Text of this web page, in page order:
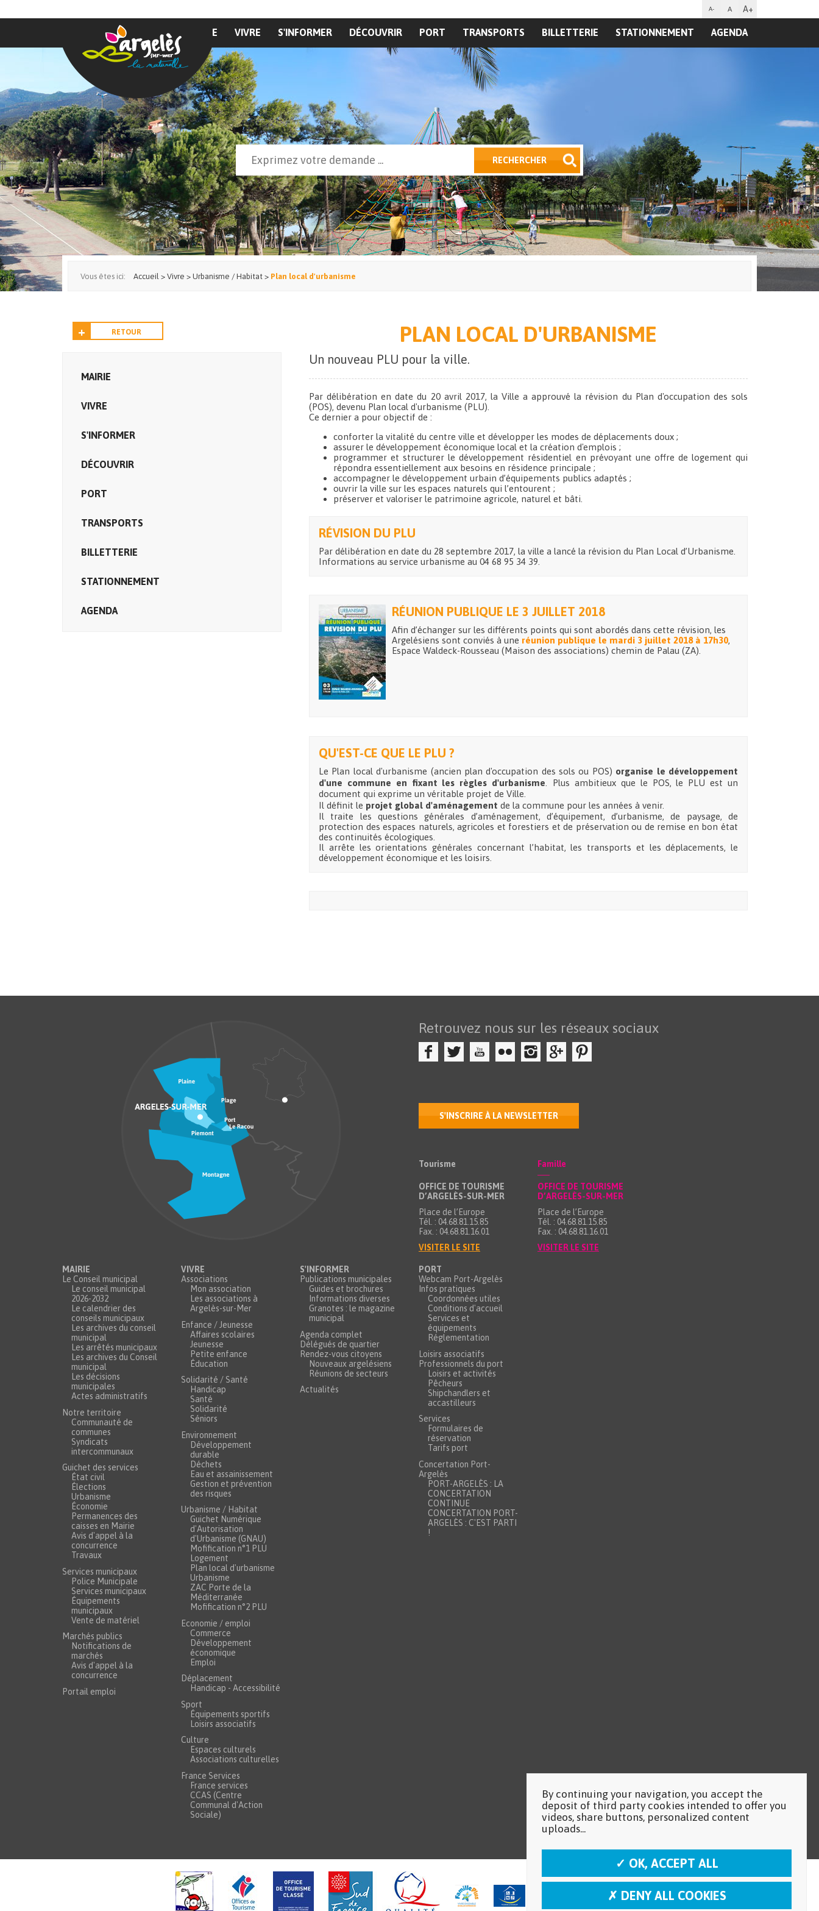
A- A A+
MAIRIE VIVRE S'INFORMER DÉCOUVRIR PORT TRANSPORTS BILLETTERIE STATIONNEMENT AGENDA
Formulaire de recherche RECHERCHER
Vous êtes ici: Accueil > Vivre > Urbanisme / Habitat > Plan local d'urbanisme
RETOUR
MAIRIE
VIVRE
S'INFORMER
DÉCOUVRIR
PORT
TRANSPORTS
BILLETTERIE
STATIONNEMENT
AGENDA
PLAN LOCAL D'URBANISME
Un nouveau PLU pour la ville.
Par délibération en date du 20 avril 2017, la Ville a approuvé la révision du Plan d'occupation des sols
(POS), devenu Plan local d'urbanisme (PLU).
Ce dernier a pour objectif de :
conforter la vitalité du centre ville et développer les modes de déplacements doux ;
assurer le développement économique local et la création d'emplois ;
programmer et structurer le développement résidentiel en prévoyant une offre de logement qui
répondra essentiellement aux besoins en résidence principale ;
accompagner le développement urbain d’équipements publics adaptés ;
ouvrir la ville sur les espaces naturels qui l’entourent ;
préserver et valoriser le patrimoine agricole, naturel et bâti.
RÉVISION DU PLU
Par délibération en date du 28 septembre 2017, la ville a lancé la révision du Plan Local d’Urbanisme.
Informations au service urbanisme au 04 68 95 34 39.
RÉUNION PUBLIQUE LE 3 JUILLET 2018
Afin d’échanger sur les différents points qui sont abordés dans cette révision, les
Argelésiens sont conviés à une réunion publique le mardi 3 juillet 2018 à 17h30,
Espace Waldeck-Rousseau (Maison des associations) chemin de Palau (ZA).
QU'EST-CE QUE LE PLU ?
Le Plan local d'urbanisme (ancien plan d'occupation des sols ou POS) organise le développement
d'une commune en fixant les règles d'urbanisme . Plus ambitieux que le POS, le PLU est un
document qui exprime un véritable projet de Ville.
Il définit le projet global d'aménagement de la commune pour les années à venir.
Il traite les questions générales d’aménagement, d’équipement, d’urbanisme, de paysage, de
protection des espaces naturels, agricoles et forestiers et de préservation ou de remise en bon état
des continuités écologiques.
Il arrête les orientations générales concernant l’habitat, les transports et les déplacements, le
développement économique et les loisirs.
Retrouvez nous sur les réseaux sociaux
S'INSCRIRE À LA NEWSLETTER
Tourisme
OFFICE DE TOURISME
D’ARGELÈS-SUR-MER
Place de l’Europe
Tél. : 04.68.81.15.85
Fax. : 04.68.81.16.01
VISITER LE SITE
Famille
OFFICE DE TOURISME
D’ARGELÈS-SUR-MER
Place de l’Europe
Tél. : 04.68.81.15.85
Fax. : 04.68.81.16.01
VISITER LE SITE
MAIRIE
Le Conseil municipal
Le conseil municipal
2026-2032
Le calendrier des
conseils municipaux
Les archives du conseil
municipal
Les arrêtés municipaux
Les archives du Conseil
municipal
Les décisions
municipales
Actes administratifs
Notre territoire
Communauté de
communes
Syndicats
intercommunaux
Guichet des services
État civil
Élections
Urbanisme
Économie
Permanences des
caisses en Mairie
Avis d'appel à la
concurrence
Travaux
Services municipaux
Police Municipale
Services municipaux
Équipements
municipaux
Vente de matériel
Marchés publics
Notifications de
marchés
Avis d'appel à la
concurrence
Portail emploi
VIVRE
Associations
Mon association
Les associations à
Argelès-sur-Mer
Enfance / Jeunesse
Affaires scolaires
Jeunesse
Petite enfance
Éducation
Solidarité / Santé
Handicap
Santé
Solidarité
Séniors
Environnement
Développement
durable
Déchets
Eau et assainissement
Gestion et prévention
des risques
Urbanisme / Habitat
Guichet Numérique
d'Autorisation
d'Urbanisme (GNAU)
Mofification n°1 PLU
Logement
Plan local d'urbanisme
Urbanisme
ZAC Porte de la
Méditerranée
Mofification n°2 PLU
Economie / emploi
Commerce
Développement
économique
Emploi
Déplacement
Handicap - Accessibilité
Sport
Équipements sportifs
Loisirs associatifs
Culture
Espaces culturels
Associations culturelles
France Services
France services
CCAS (Centre
Communal d'Action
Sociale)
S'INFORMER
Publications municipales
Guides et brochures
Informations diverses
Granotes : le magazine
municipal
Agenda complet
Délégués de quartier
Rendez-vous citoyens
Nouveaux argelésiens
Réunions de secteurs
Actualités
PORT
Webcam Port-Argelès
Infos pratiques
Coordonnées utiles
Conditions d'accueil
Services et
équipements
Réglementation
Loisirs associatifs
Professionnels du port
Loisirs et activités
Pêcheurs
Shipchandlers et
accastilleurs
Services
Formulaires de
réservation
Tarifs port
Concertation Port-
Argelès
PORT-ARGELÈS : LA
CONCERTATION
CONTINUE
CONCERTATION PORT-
ARGELÈS : C'EST PARTI
!
By continuing your navigation, you accept the
deposit of third party cookies intended to offer you
videos, share buttons, personalized content
uploads...
✓ OK, ACCEPT ALL
✗ DENY ALL COOKIES